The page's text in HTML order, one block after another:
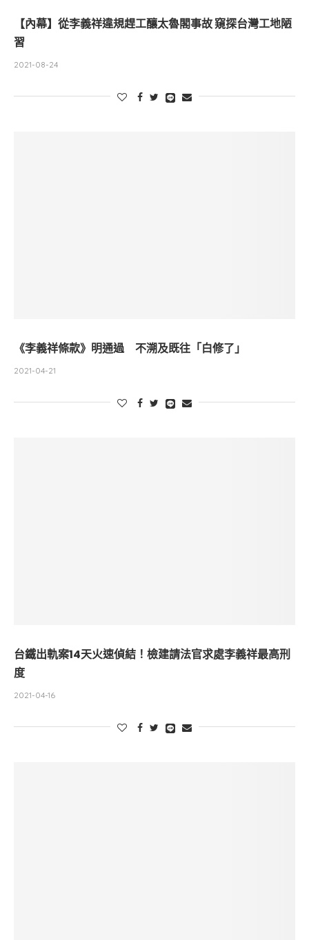
【內幕】從李義祥違規趕工釀太魯閣事故 窺探台灣工地陋
習
2021-08-24
《李義祥條款》明通過 不溯及既往「白修了」
2021-04-21
台鐵出軌案14天火速偵結！檢建請法官求處李義祥最高刑
度
2021-04-16